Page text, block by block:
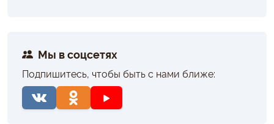
Мы в соцсетях
Подпишитесь, чтобы быть с нами ближе: